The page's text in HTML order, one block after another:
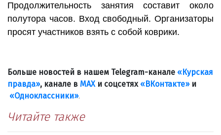
Продолжительность занятия составит около
полутора часов. Вход свободный. Организаторы
просят участников взять с собой коврики.
Больше новостей в нашем Telegram-канале «Курская
правда», канале в МАХи соцсетях «ВКонтакте»и
«Одноклассники».
Читайте также